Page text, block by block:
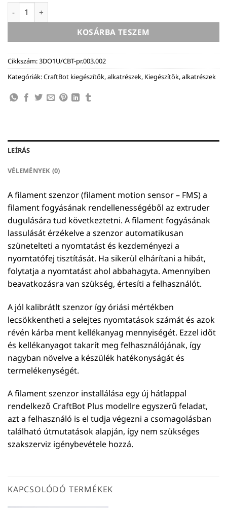
CraftBot Plus Classic/Pro/3 filament szenzor (filament
KOSÁRBA TESZEM
Cikkszám:3DO1U/CBT-pr.003.002
Kategóriák:CraftBot kiegészítők, alkatrészek, Kiegészítők, alkatrészek
LEÍRÁS
VÉLEMÉNYEK (0)
A filament szenzor (filament motion sensor – FMS) a
filament fogyásának rendellenességéből az extruder
dugulására tud következtetni. A filament fogyásának
lassulását érzékelve a szenzor automatikusan
szünetelteti a nyomtatást és kezdeményezi a
nyomtatófej tisztítását. Ha sikerül elhárítani a hibát,
folytatja a nyomtatást ahol abbahagyta. Amennyiben
beavatkozásra van szükség, értesíti a felhasználót.
A jól kalibrátlt szenzor így óriási mértékben
lecsökkentheti a selejtes nyomtatások számát és azok
révén kárba ment kellékanyag mennyiségét. Ezzel időt
és kellékanyagot takarít meg felhasználójának, így
nagyban növelve a készülék hatékonyságát és
termelékenységét.
A filament szenzor installálása egy új hátlappal
rendelkező CraftBot Plus modellre egyszerű feladat,
azt a felhasználó is el tudja végezni a csomagolásban
található útmutatások alapján, így nem szükséges
szakszerviz igénybevétele hozzá.
KAPCSOLÓDÓ TERMÉKEK